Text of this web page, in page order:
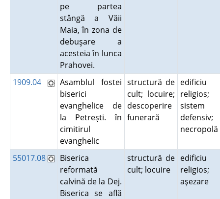
pe partea
stângă a Văii
Maia, în zona de
debuşare a
acesteia în lunca
Prahovei.
1909.04
Asamblul fostei
biserici
evanghelice de
la Petreşti. în
cimitirul
evanghelic
structură de
cult; locuire;
descoperire
funerară
edificiu
religios;
sistem
defensiv;
55017.08
Biserica
reformată
calvină de la Dej.
Biserica se află
structură de
cult; locuire
edificiu
religios;
aşezare